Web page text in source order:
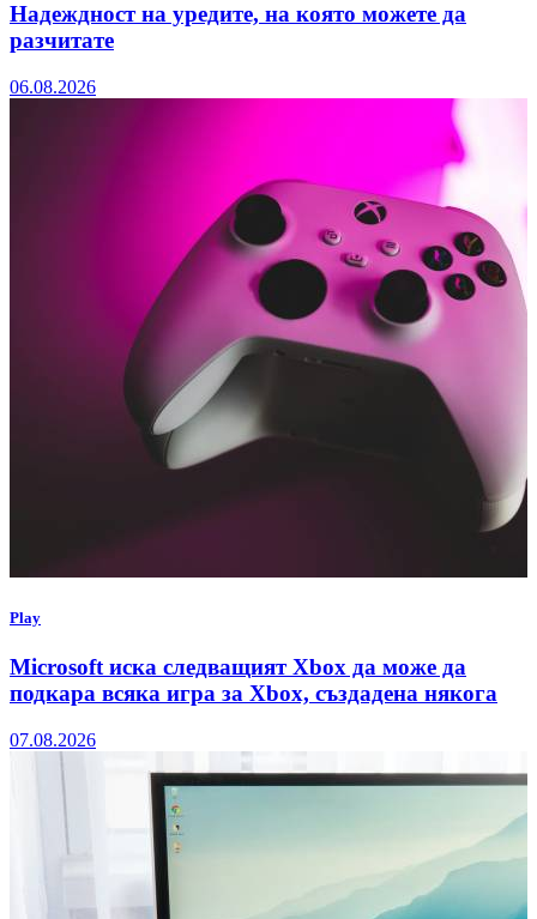
Надеждност на уредите, на която можете да
разчитате
06.08.2026
Play
Microsoft иска следващият Xbox да може да
подкара всяка игра за Xbox, създадена някога
07.08.2026